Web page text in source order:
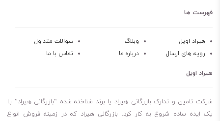
فهرست ها
هیراد اویل وبلاگ
سوالات متداول
رویه های ارسال
درباره ما تماس با ما
هیراد اویل
شرکت تامین و تدارک بازرگانی هیراد یا برند شناخته شده “بازرگانی هیراد” بـا
یک ایده ساده شروع به کار کرد. بازرگانی هیراد که در زمینه فروش انواع